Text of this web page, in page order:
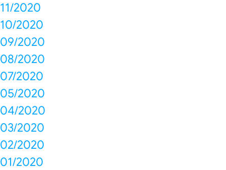
11/2020
10/2020
09/2020
08/2020
07/2020
05/2020
04/2020
03/2020
02/2020
01/2020